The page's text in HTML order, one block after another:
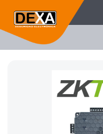
06 CONTROL DE ACCESO